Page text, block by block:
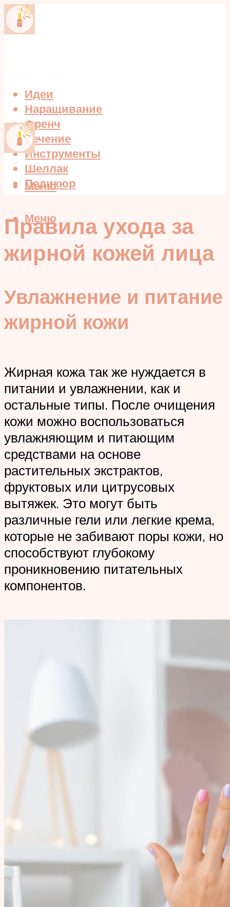
Идеи
Наращивание
Френч
Лечение
Инструменты
Шеллак
Педикюр
Меню
Меню
Правила ухода за
жирной кожей лица
Увлажнение и питание
жирной кожи
Жирная кожа так же нуждается в
питании и увлажнении, как и
остальные типы. После очищения
кожи можно воспользоваться
увлажняющим и питающим
средствами на основе
растительных экстрактов,
фруктовых или цитрусовых
вытяжек. Это могут быть
различные гели или легкие крема,
которые не забивают поры кожи, но
способствуют глубокому
проникновению питательных
компонентов.